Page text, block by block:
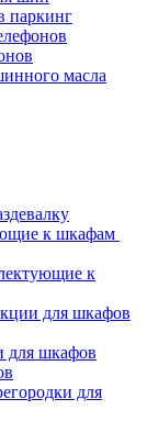
паркинг
масла
к шкафам
к
для шкафов
для шкафов
для